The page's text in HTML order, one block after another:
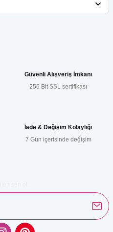
görüntülenemiyor.
pahalı.
Güvenli Alışveriş İmkanı
256 Bit SSL sertifikası
İade & Değişim Kolaylığı
7 Gün içerisinde değişim